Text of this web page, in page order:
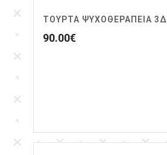
ΤΟΥΡΤΑ ΨΥΧΟΘΕΡΑΠΕΊΑ 3Δ
90.00€